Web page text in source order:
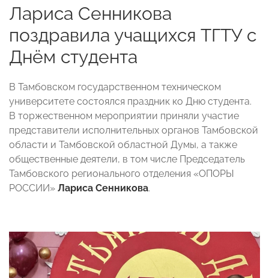
Лариса Сенникова
поздравила учащихся ТГТУ с
Днём студента
В Тамбовском государственном техническом
университете состоялся праздник ко Дню студента.
В торжественном мероприятии приняли участие
представители исполнительных органов Тамбовской
области и Тамбовской областной Думы, а также
общественные деятели, в том числе Председатель
Тамбовского регионального отделения «ОПОРЫ
РОССИИ» Лариса Сенникова.